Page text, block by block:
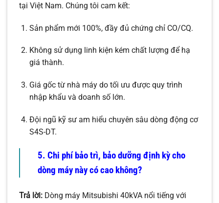
tại Việt Nam. Chúng tôi cam kết:
Sản phẩm mới 100%, đầy đủ chứng chỉ CO/CQ.
Không sử dụng linh kiện kém chất lượng để hạ
giá thành.
Giá gốc từ nhà máy do tối ưu được quy trình
nhập khẩu và doanh số lớn.
Đội ngũ kỹ sư am hiểu chuyên sâu dòng động cơ
S4S-DT.
5. Chi phí bảo trì, bảo dưỡng định kỳ cho
dòng máy này có cao không?
Trả lời: Dòng máy Mitsubishi 40kVA nổi tiếng với